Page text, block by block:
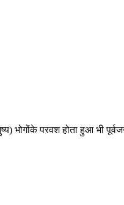
भोगोंके परवश होता हुआ भी